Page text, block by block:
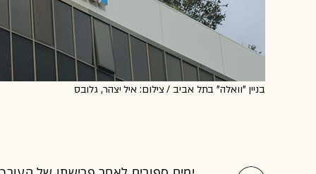
בניין "וואלה" בתל אביב / צילום: איל יצהר, גלובס